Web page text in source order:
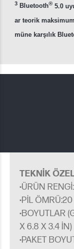
3 Bluetooth® 5.0
ar teorik
müne karşılık
TEKNIK
·ÜRÜN
·PIL
·BOYUTLAR
X 6.8 X 3.4 IN)
·PAKET